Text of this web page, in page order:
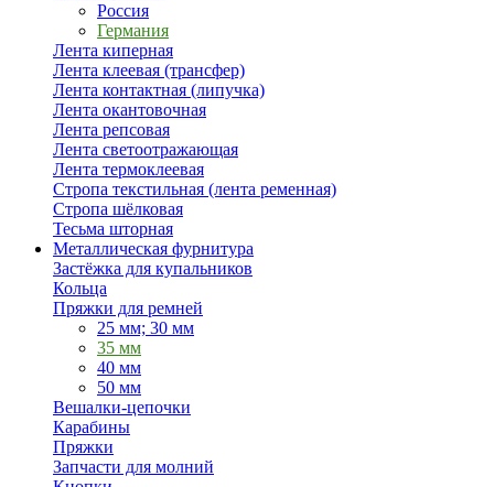
Россия
Германия
Лента киперная
Лента клеевая (трансфер)
Лента контактная (липучка)
Лента окантовочная
Лента репсовая
Лента светоотражающая
Лента термоклеевая
Стропа текстильная (лента ременная)
Стропа шёлковая
Тесьма шторная
Металлическая фурнитура
Застёжка для купальников
Кольца
Пряжки для ремней
25 мм; 30 мм
35 мм
40 мм
50 мм
Вешалки-цепочки
Карабины
Пряжки
Запчасти для молний